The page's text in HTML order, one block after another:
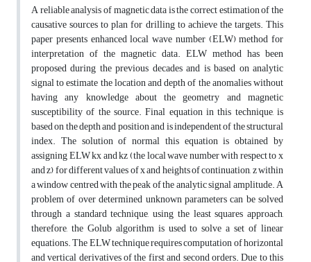
A reliable analysis of magnetic data is the correct estimation of the
causative sources to plan for drilling to achieve the targets. This
paper presents enhanced local wave number (ELW) method for
interpretation of the magnetic data. ELW method has been
proposed during the previous decades and is based on analytic
signal to estimate the location and depth of the anomalies without
having any knowledge about the geometry and magnetic
susceptibility of the source. Final equation in this technique, is
based on the depth and position and is independent of the structural
index. The solution of normal this equation is obtained by
assigning ELW kx and kz (the local wave number with respect to x
and z) for different values of x and heights of continuation, z within
a window centred with the peak of the analytic signal amplitude. A
problem of over determined unknown parameters can be solved
through a standard technique, using the least squares approach,
therefore, the Golub algorithm is used to solve a set of linear
equations. The ELW technique requires computation of horizontal
and vertical derivatives of the first and second orders. Due to this